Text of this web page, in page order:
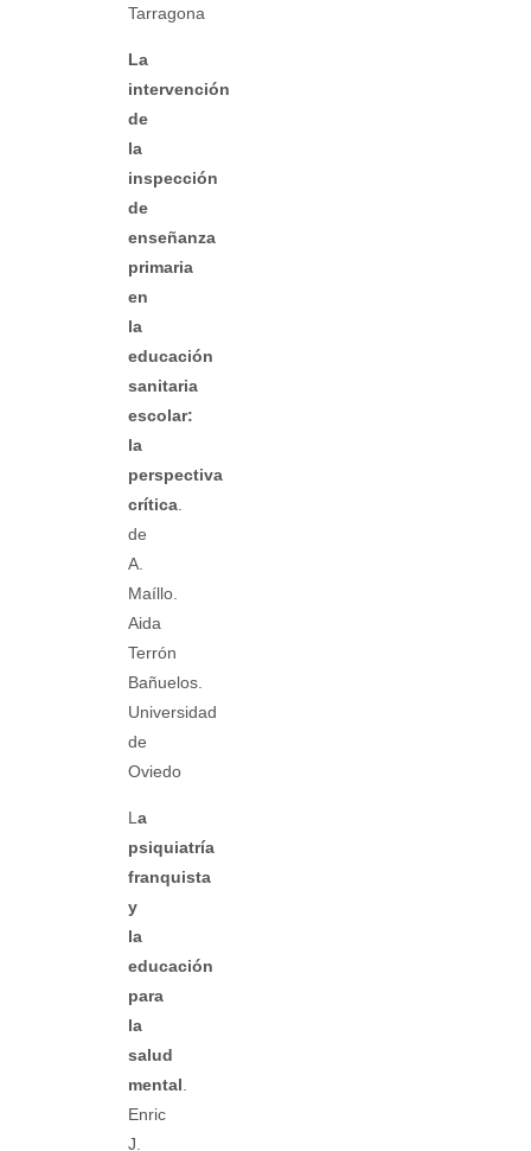
Tarragona
La
intervención
de
la
inspección
de
enseñanza
primaria
en
la
educación
sanitaria
escolar:
la
perspectiva
crítica
de
A.
Maíllo.
Aida
Terrón
Bañuelos.
Universidad
de
Oviedo
L a
psiquiatría
franquista
y
la
educación
para
la
salud
mental
Enric
J.